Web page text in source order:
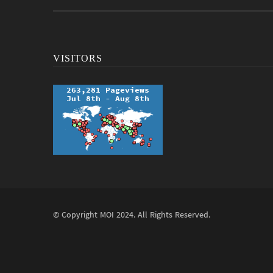
VISITORS
© Copyright MOI 2024. All Rights Reserved.